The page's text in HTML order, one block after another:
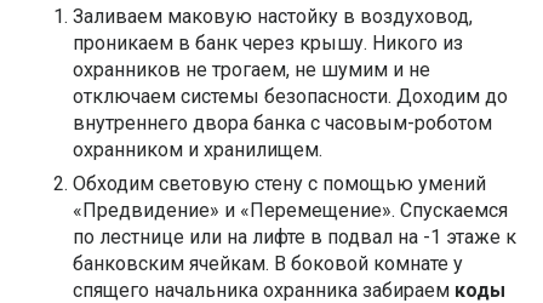
Заливаем маковую настойку в воздуховод,
проникаем в банк через крышу. Никого из
охранников не трогаем, не шумим и не
отключаем системы безопасности. Доходим до
внутреннего двора банка с часовым-роботом
охранником и хранилищем.
Обходим световую стену с помощью умений
«Предвидение» и «Перемещение». Спускаемся
по лестнице или на лифте в подвал на -1 этаже к
банковским ячейкам. В боковой комнате у
спящего начальника охранника забираем коды